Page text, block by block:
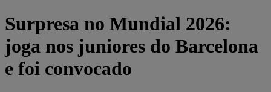
Surpresa no Mundial 2026:
joga nos juniores do Barcelona
e foi convocado